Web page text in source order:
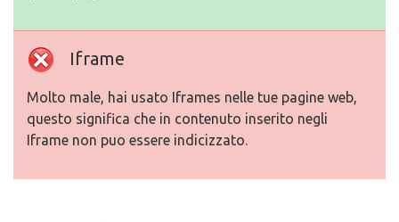
Iframe
Molto male, hai usato Iframes nelle tue pagine web,
questo significa che in contenuto inserito negli
Iframe non puo essere indicizzato.